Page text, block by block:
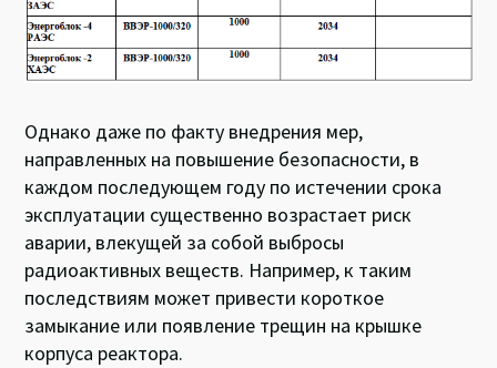
Однако даже по факту внедрения мер,
направленных на повышение безопасности, в
каждом последующем году по истечении срока
эксплуатации существенно возрастает риск
аварии, влекущей за собой выбросы
радиоактивных веществ. Например, к таким
последствиям может привести короткое
замыкание или появление трещин на крышке
корпуса реактора.